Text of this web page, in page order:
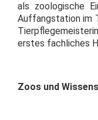
als zoologische
Auffangstation im
erstes fachliches
Zoos und